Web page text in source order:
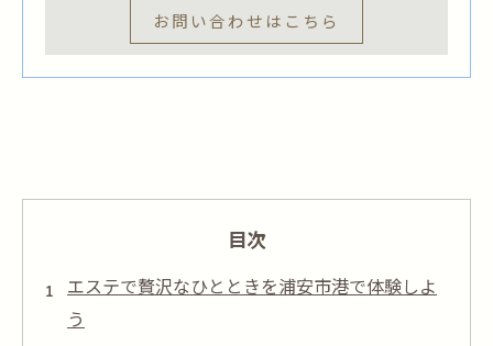
お問い合わせはこちら
目次
エステで贅沢なひとときを浦安市港で体験しよ
う